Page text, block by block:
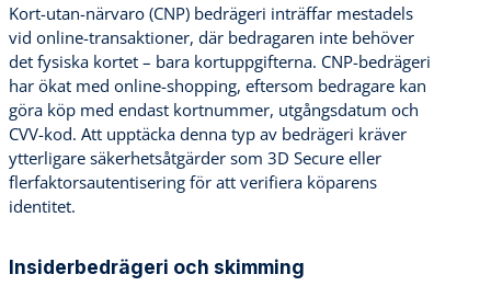
Kort-utan-närvaro (CNP) bedrägeri inträffar mestadels
vid online-transaktioner, där bedragaren inte behöver
det fysiska kortet – bara kortuppgifterna. CNP-bedrägeri
har ökat med online-shopping, eftersom bedragare kan
göra köp med endast kortnummer, utgångsdatum och
CVV-kod. Att upptäcka denna typ av bedrägeri kräver
ytterligare säkerhetsåtgärder som 3D Secure eller
flerfaktorsautentisering för att verifiera köparens
identitet.
Insiderbedrägeri och skimming